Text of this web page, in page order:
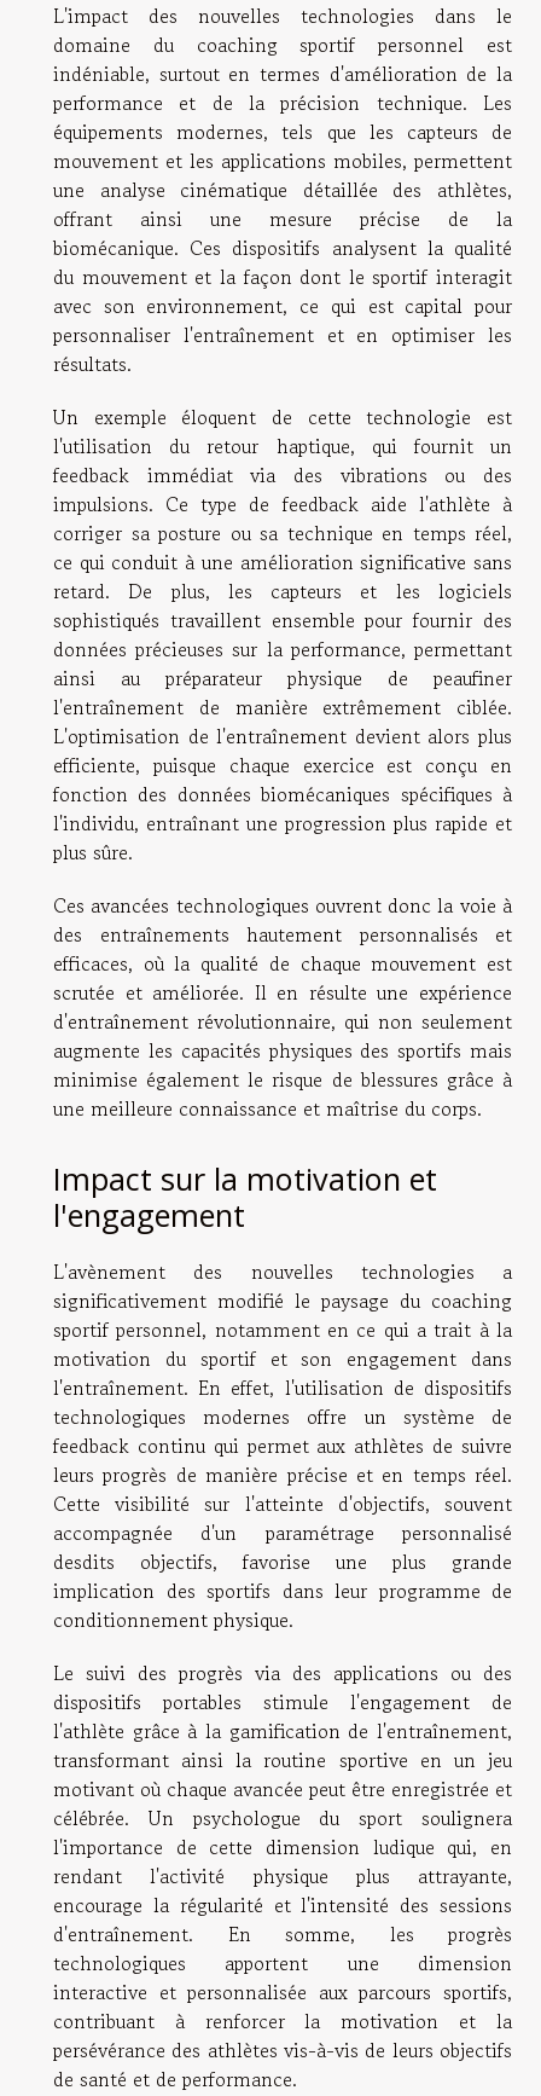
L'impact des nouvelles technologies dans le
domaine du coaching sportif personnel est
indéniable, surtout en termes d'amélioration de la
performance et de la précision technique. Les
équipements modernes, tels que les capteurs de
mouvement et les applications mobiles, permettent
une analyse cinématique détaillée des athlètes,
offrant ainsi une mesure précise de la
biomécanique. Ces dispositifs analysent la qualité
du mouvement et la façon dont le sportif interagit
avec son environnement, ce qui est capital pour
personnaliser l'entraînement et en optimiser les
résultats.
Un exemple éloquent de cette technologie est
l'utilisation du retour haptique, qui fournit un
feedback immédiat via des vibrations ou des
impulsions. Ce type de feedback aide l'athlète à
corriger sa posture ou sa technique en temps réel,
ce qui conduit à une amélioration significative sans
retard. De plus, les capteurs et les logiciels
sophistiqués travaillent ensemble pour fournir des
données précieuses sur la performance, permettant
ainsi au préparateur physique de peaufiner
l'entraînement de manière extrêmement ciblée.
L'optimisation de l'entraînement devient alors plus
efficiente, puisque chaque exercice est conçu en
fonction des données biomécaniques spécifiques à
l'individu, entraînant une progression plus rapide et
plus sûre.
Ces avancées technologiques ouvrent donc la voie à
des entraînements hautement personnalisés et
efficaces, où la qualité de chaque mouvement est
scrutée et améliorée. Il en résulte une expérience
d'entraînement révolutionnaire, qui non seulement
augmente les capacités physiques des sportifs mais
minimise également le risque de blessures grâce à
une meilleure connaissance et maîtrise du corps.
Impact sur la motivation et
l'engagement
L'avènement des nouvelles technologies a
significativement modifié le paysage du coaching
sportif personnel, notamment en ce qui a trait à la
motivation du sportif et son engagement dans
l'entraînement. En effet, l'utilisation de dispositifs
technologiques modernes offre un système de
feedback continu qui permet aux athlètes de suivre
leurs progrès de manière précise et en temps réel.
Cette visibilité sur l'atteinte d'objectifs, souvent
accompagnée d'un paramétrage personnalisé
desdits objectifs, favorise une plus grande
implication des sportifs dans leur programme de
conditionnement physique.
Le suivi des progrès via des applications ou des
dispositifs portables stimule l'engagement de
l'athlète grâce à la gamification de l'entraînement,
transformant ainsi la routine sportive en un jeu
motivant où chaque avancée peut être enregistrée et
célébrée. Un psychologue du sport soulignera
l'importance de cette dimension ludique qui, en
rendant l'activité physique plus attrayante,
encourage la régularité et l'intensité des sessions
d'entraînement. En somme, les progrès
technologiques apportent une dimension
interactive et personnalisée aux parcours sportifs,
contribuant à renforcer la motivation et la
persévérance des athlètes vis-à-vis de leurs objectifs
de santé et de performance.